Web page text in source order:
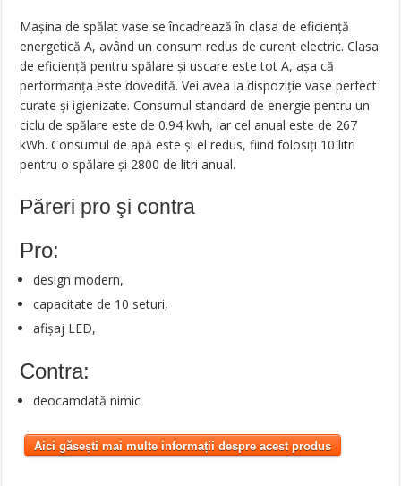
Mașina de spălat vase se încadrează în clasa de eficiență
energetică A, având un consum redus de curent electric. Clasa
de eficiență pentru spălare și uscare este tot A, așa că
performanța este dovedită. Vei avea la dispoziție vase perfect
curate și igienizate. Consumul standard de energie pentru un
ciclu de spălare este de 0.94 kwh, iar cel anual este de 267
kWh. Consumul de apă este și el redus, fiind folosiți 10 litri
pentru o spălare și 2800 de litri anual.
Păreri pro şi contra
Pro:
design modern,
capacitate de 10 seturi,
afișaj LED,
Contra:
deocamdată nimic
Aici găsești mai multe informații despre acest produs